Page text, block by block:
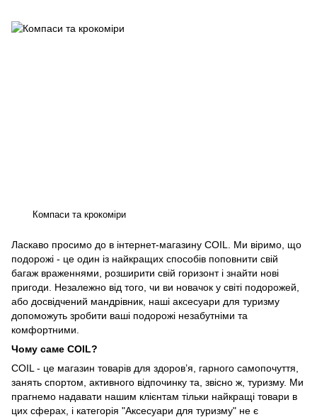
Ласкаво просимо до в інтернет-магазину COIL. Ми віримо, що
подорожі - це один із найкращих способів поповнити свій
багаж враженнями, розширити свій горизонт і знайти нові
пригоди. Незалежно від того, чи ви новачок у світі подорожей,
або досвідчений мандрівник, наші аксесуари для туризму
допоможуть зробити ваші подорожі незабутніми та
комфортними.
Чому саме COIL?
COIL - це магазин товарів для здоров’я, гарного самопочуття,
занять спортом, активного відпочинку та, звісно ж, туризму. Ми
прагнемо надавати нашим клієнтам тільки найкращі товари в
цих сферах, і категорія "Аксесуари для туризму" не є
Компаси та крокоміри